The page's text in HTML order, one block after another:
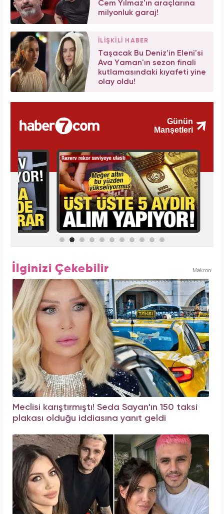
Cem Yılmaz'ın araçlarına
milyonluk garaj!
İLİŞKİLİ HABER
Taşacak Bu Deniz'in Eleni'si
Ava Yaman'ın sezon finali
kutlamasındaki kıyafeti yine
olay oldu!
İlginizi Çekebilir Makroo
Meclisi karıştırmıştı! Seda Sayan'ın 150 taksi
plakası olduğu iddiasına yanıt geldi